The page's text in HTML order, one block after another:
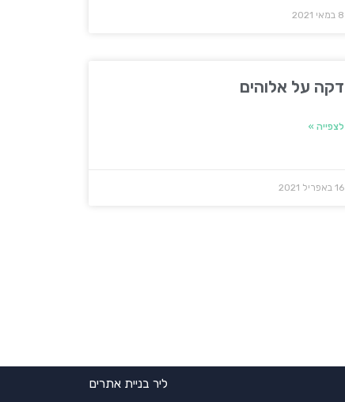
8 במאי 2021
דקה על אלוהים
לצפייה »
16 באפריל 2021
ליר בניית אתרים